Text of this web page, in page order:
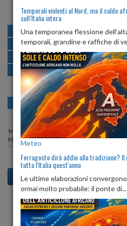
MATTINA min:21º
POMERIGGIO min:30º
SERA min:23º
NOTTE min: 21º
OGGI
Min:
20°C
Max:29°C
MAR 11
Min:
Max:29°C
MER 12
Min:21°C
Max:29°C
GIO 13
Min:
21°C
Max:29°C
Previsioni del Tempo a Tursi tra
Temporali violenti al Nord, ma il caldo
sull’Italia intera
Una temporanea flessione
temporali, grandine e raffiche di
Meteo
Ferragosto dirà addio alla tradizione?
tutta l'Italia quest'anno
Le ultime elaborazioni
ormai molto probabile: il ponte di...